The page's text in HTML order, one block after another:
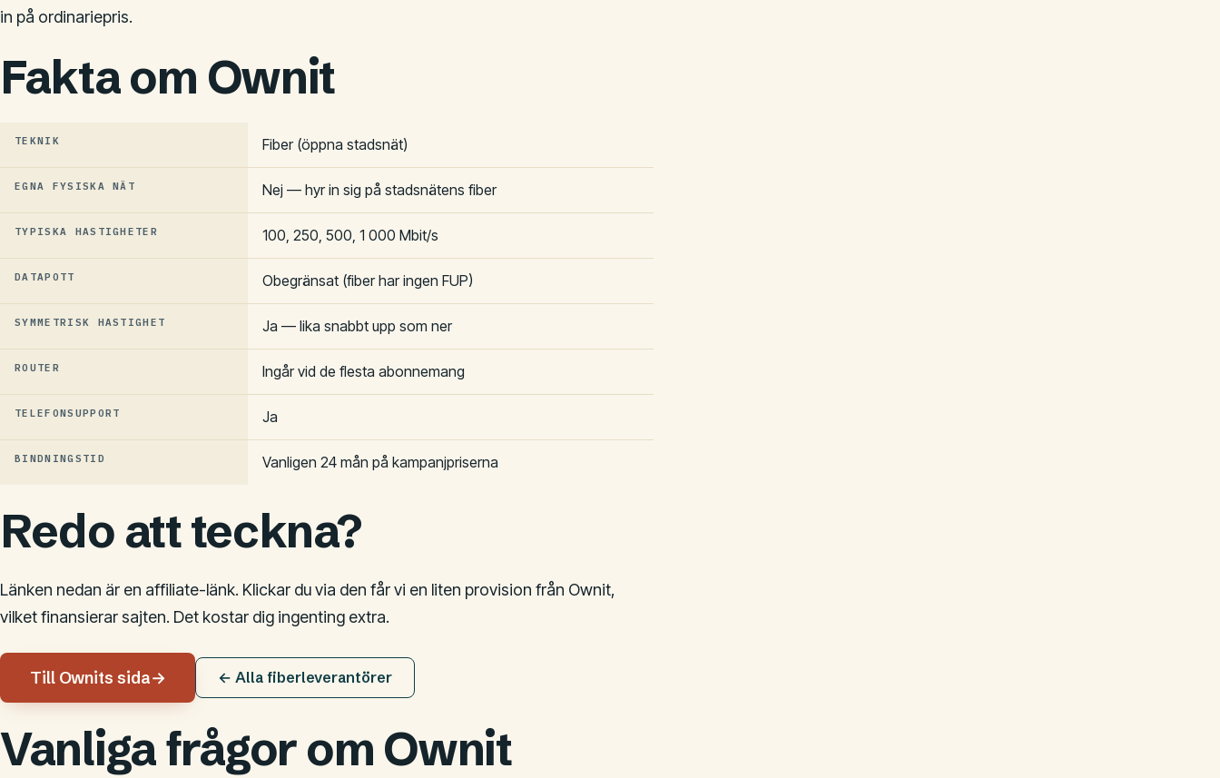
in på ordinariepris.
Fakta om Ownit
TEKNIK Fiber (öppna stadsnät)
EGNA FYSISKA NÄT Nej — hyr in sig på stadsnätens fiber
TYPISKA HASTIGHETER 100, 250, 500, 1 000 Mbit/s
DATAPOTT Obegränsat (fiber har ingen FUP)
SYMMETRISK HASTIGHET Ja — lika snabbt upp som ner
ROUTER Ingår vid de flesta abonnemang
TELEFONSUPPORT Ja
BINDNINGSTID Vanligen 24 mån på kampanjpriserna
Redo att teckna?
Länken nedan är en affiliate-länk. Klickar du via den får vi en liten provision från Ownit,
vilket finansierar sajten. Det kostar dig ingenting extra.
Till Ownits sida→ ← Alla fiberleverantörer
Vanliga frågor om Ownit